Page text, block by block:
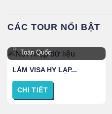
CÁC TOUR NỔI BẬT
Toàn Quốc
LÀM VISA HY LẠP...
CHI TIẾT